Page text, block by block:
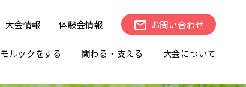
大会情報 体験会情報 お問い合わせ
モルックをする 関わる・支える 大会について